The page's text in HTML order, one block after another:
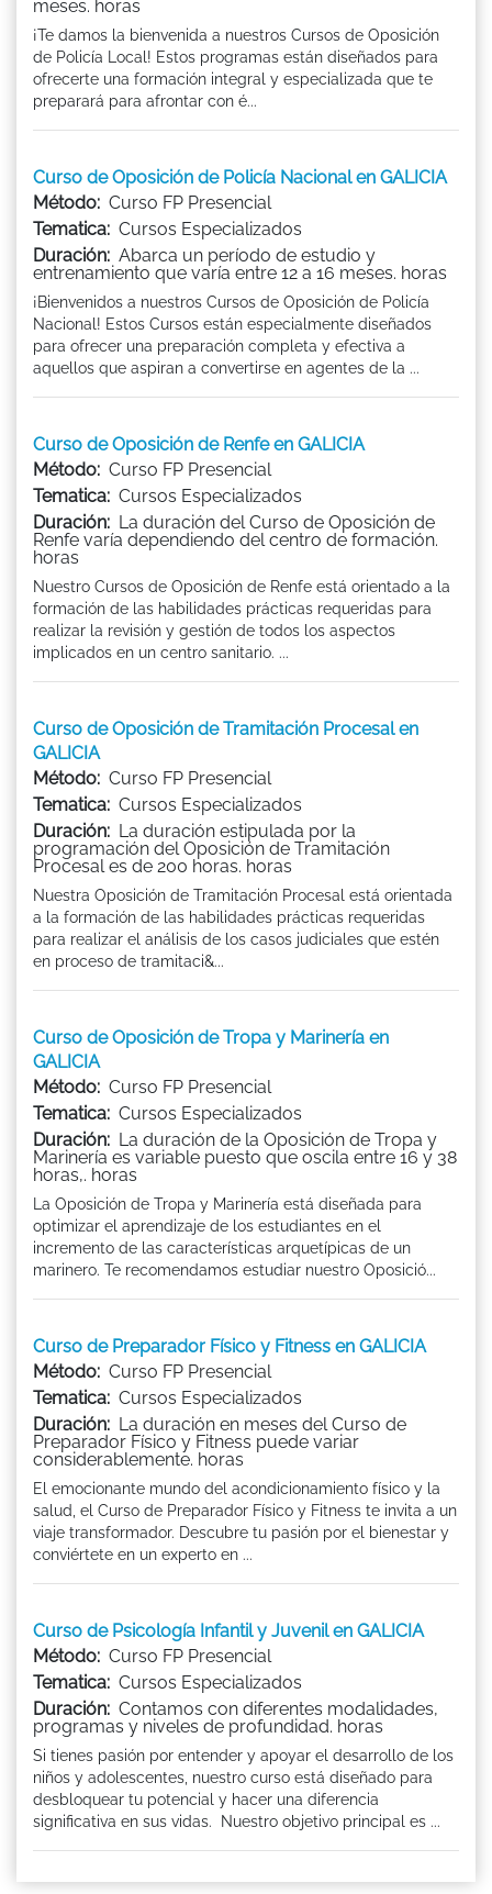
meses. horas
¡Te damos la bienvenida a nuestros Cursos de Oposición
de Policía Local! Estos programas están diseñados para
ofrecerte una formación integral y especializada que te
preparará para afrontar con é...
Curso de Oposición de Policía Nacional en GALICIA
Método: Curso FP Presencial
Tematica: Cursos Especializados
Duración: Abarca un período de estudio y
entrenamiento que varía entre 12 a 16 meses. horas
¡Bienvenidos a nuestros Cursos de Oposición de Policía
Nacional! Estos Cursos están especialmente diseñados
para ofrecer una preparación completa y efectiva a
aquellos que aspiran a convertirse en agentes de la ...
Curso de Oposición de Renfe en GALICIA
Método: Curso FP Presencial
Tematica: Cursos Especializados
Duración: La duración del Curso de Oposición de
Renfe varía dependiendo del centro de formación.
horas
Nuestro Cursos de Oposición de Renfe está orientado a la
formación de las habilidades prácticas requeridas para
realizar la revisión y gestión de todos los aspectos
implicados en un centro sanitario. ...
Curso de Oposición de Tramitación Procesal en
GALICIA
Método: Curso FP Presencial
Tematica: Cursos Especializados
Duración: La duración estipulada por la
programación del Oposición de Tramitación
Procesal es de 200 horas. horas
Nuestra Oposición de Tramitación Procesal está orientada
a la formación de las habilidades prácticas requeridas
para realizar el análisis de los casos judiciales que estén
en proceso de tramitaci&...
Curso de Oposición de Tropa y Marinería en
GALICIA
Método: Curso FP Presencial
Tematica: Cursos Especializados
Duración: La duración de la Oposición de Tropa y
Marinería es variable puesto que oscila entre 16 y 38
horas,. horas
La Oposición de Tropa y Marinería está diseñada para
optimizar el aprendizaje de los estudiantes en el
incremento de las características arquetípicas de un
marinero. Te recomendamos estudiar nuestro Oposició...
Curso de Preparador Físico y Fitness en GALICIA
Método: Curso FP Presencial
Tematica: Cursos Especializados
Duración: La duración en meses del Curso de
Preparador Físico y Fitness puede variar
considerablemente. horas
El emocionante mundo del acondicionamiento físico y la
salud, el Curso de Preparador Físico y Fitness te invita a un
viaje transformador. Descubre tu pasión por el bienestar y
conviértete en un experto en ...
Curso de Psicología Infantil y Juvenil en GALICIA
Método: Curso FP Presencial
Tematica: Cursos Especializados
Duración: Contamos con diferentes modalidades,
programas y niveles de profundidad. horas
Si tienes pasión por entender y apoyar el desarrollo de los
niños y adolescentes, nuestro curso está diseñado para
desbloquear tu potencial y hacer una diferencia
significativa en sus vidas. Nuestro objetivo principal es ...